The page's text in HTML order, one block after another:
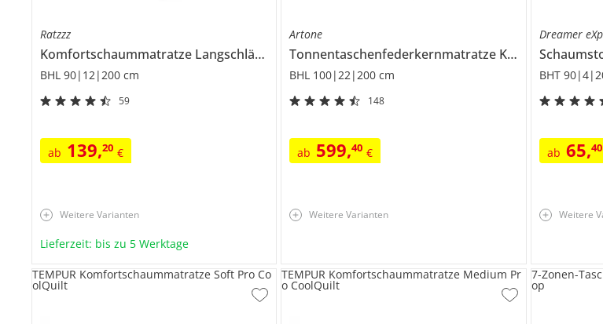
Ratzzz
Komfortschaummatratze Langschläfer
BHL 90|12|200 cm
59
ab 139,20 €
Weitere Varianten
Lieferzeit: bis zu 5 Werktage
Artone
Tonnentaschenfederkernmatratze Komfort T
BHL 100|22|200 cm
148
ab 599,40 €
Weitere Varianten
Dreamer
BHT
ab 65,40
Weitere
TEMPUR Komfortschaummatratze Soft Pro Co
olQuilt
TEMPUR Komfortschaummatratze Medium Pr
o CoolQuilt
7-Zonen-
op